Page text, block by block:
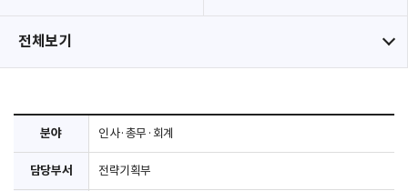
전체보기
분야 인사·총무·회계
담당부서 전략기획부